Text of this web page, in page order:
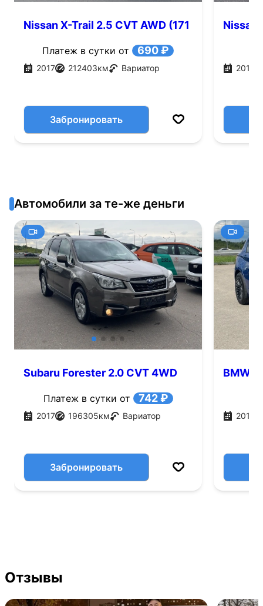
Nissan X-Trail 2.5 CVT AWD (171
Платеж в сутки от 690 ₽
2017 212403км Вариатор
Забронировать
Nissan
2017
Автомобили за те-же деньги
Subaru Forester 2.0 CVT 4WD
Платеж в сутки от 742 ₽
2017 196305км Вариатор
Забронировать
BMW 1
2019
Отзывы